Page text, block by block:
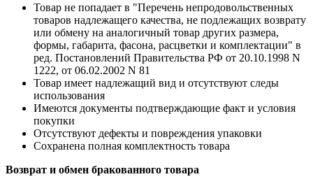
Товар не попадает в "Перечень непродовольственных
товаров надлежащего качества, не подлежащих возврату
или обмену на аналогичный товар других размера,
формы, габарита, фасона, расцветки и комплектации" в
ред. Постановлений Правительства РФ от 20.10.1998 N
1222, от 06.02.2002 N 81
Товар имеет надлежащий вид и отсутствуют следы
использования
Имеются документы подтверждающие факт и условия
покупки
Отсутствуют дефекты и повреждения упаковки
Сохранена полная комплектность товара
Возврат и обмен бракованного товара